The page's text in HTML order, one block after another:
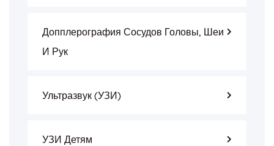
Допплерография Сосудов Головы, Шеи
И Рук
Ультразвук (УЗИ)
УЗИ Детям